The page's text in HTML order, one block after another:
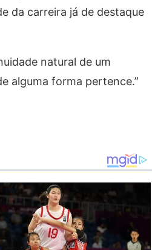
da carreira já de destaque
natural de um
alguma forma pertence.”